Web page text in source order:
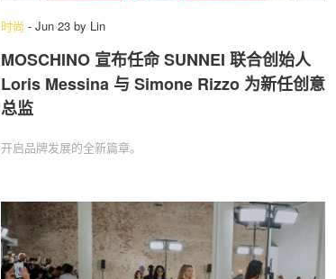
时尚 - Jun 23 by Lin
MOSCHINO 宣布任命 SUNNEI 联合创始人
Loris Messina 与 Simone Rizzo 为新任创意
总监
开启品牌发展的全新篇章。